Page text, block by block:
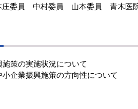
委員 中村委員 山本委員 青木医
策の実施状況について
企業振興施策の方向性について